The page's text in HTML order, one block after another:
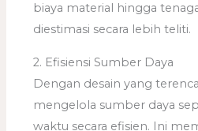
biaya material hingga
diestimasi secara lebih teliti.
2. Efisiensi Sumber Daya
Dengan desain yang
mengelola sumber daya
waktu secara efisien. Ini